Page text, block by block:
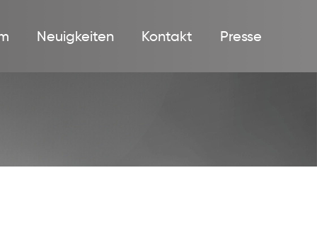
Neuigkeiten Kontakt Presse